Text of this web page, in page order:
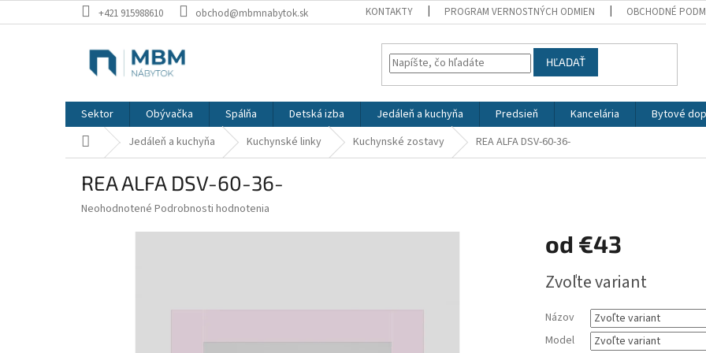
na
+421 915988610 obchod@mbmnabytok.sk KONTAKTY PROGRAM VERNOSTNÝCH ODMIEN OBCHODNÉ
HĽADAŤ
Sektor Obývačka Spálňa Detská izba Jedáleň a kuchyňa Predsieň Kancelária Bytové
Domov Jedáleň a kuchyňa Kuchynské linky Kuchynské zostavy REA ALFA DSV-60-36-
REA ALFA DSV-60-36-
Priemerné
Neohodnotené Podrobnosti hodnotenia
od €43
cena:
Zvoľte variant
Názov
Model